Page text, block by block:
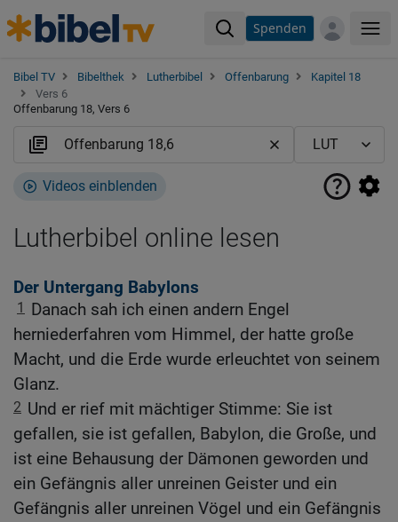
Spenden
Bibel TV Bibelthek Lutherbibel Offenbarung
Kapitel 18
Vers 6
Offenbarung 18, Vers 6
Videos einblenden
Lutherbibel online lesen
Der Untergang Babylons
1
Danach sah ich einen andern Engel
herniederfahren vom Himmel, der hatte große
Macht, und die Erde wurde erleuchtet von seinem
Glanz.
2 Und er rief mit mächtiger Stimme: Sie ist
gefallen, sie ist gefallen, Babylon, die Große, und
ist eine Behausung der Dämonen geworden und
ein Gefängnis aller unreinen Geister und ein
Gefängnis aller unreinen Vögel und ein Gefängnis